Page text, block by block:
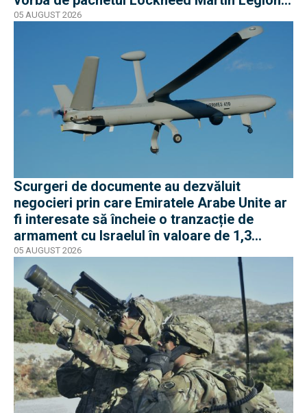
Pod
05 AUGUST 2026
Scurgeri de documente au dezvăluit
negocieri prin care Emiratele Arabe Unite ar
fi interesate să încheie o tranzacție de
armament cu Israelul în valoare de 1,3
miliarde de dolari
05 AUGUST 2026